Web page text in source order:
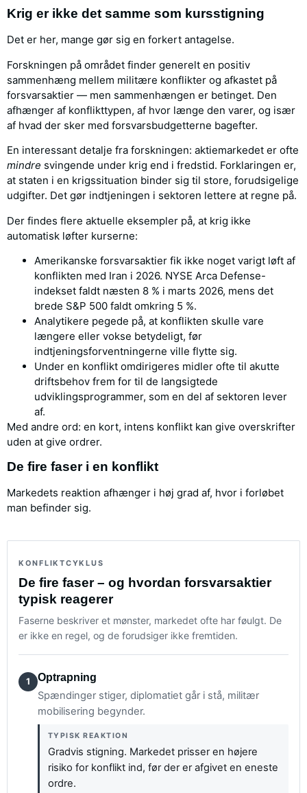
Krig er ikke det samme som kursstigning
Det er her, mange gør sig en forkert antagelse.
Forskningen på området finder generelt en positiv
sammenhæng mellem militære konflikter og afkastet på
forsvarsaktier — men sammenhængen er betinget. Den
afhænger af konflikttypen, af hvor længe den varer, og især
af hvad der sker med forsvarsbudgetterne bagefter.
En interessant detalje fra forskningen: aktiemarkedet er ofte
mindre svingende under krig end i fredstid. Forklaringen er,
at staten i en krigssituation binder sig til store, forudsigelige
udgifter. Det gør indtjeningen i sektoren lettere at regne på.
Der findes flere aktuelle eksempler på, at krig ikke
automatisk løfter kurserne:
Amerikanske forsvarsaktier fik ikke noget varigt løft af
konflikten med Iran i 2026. NYSE Arca Defense-
indekset faldt næsten 8 % i marts 2026, mens det
brede S&P 500 faldt omkring 5 %.
Analytikere pegede på, at konflikten skulle vare
længere eller vokse betydeligt, før
indtjeningsforventningerne ville flytte sig.
Under en konflikt omdirigeres midler ofte til akutte
driftsbehov frem for til de langsigtede
udviklingsprogrammer, som en del af sektoren lever
af.
Med andre ord: en kort, intens konflikt kan give overskrifter
uden at give ordrer.
De fire faser i en konflikt
Markedets reaktion afhænger i høj grad af, hvor i forløbet
man befinder sig.
KONFLIKTCYKLUS
De fire faser – og hvordan forsvarsaktier
typisk reagerer
Faserne beskriver et mønster, markedet ofte har føulgt. De
er ikke en regel, og de forudsiger ikke fremtiden.
1
Optrapning
Spændinger stiger, diplomatiet går i stå, militær
mobilisering begynder.
TYPISK REAKTION
Gradvis stigning. Markedet prisser en højere
risiko for konflikt ind, før der er afgivet en eneste
ordre.